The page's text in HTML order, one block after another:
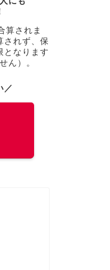
算されま
されず、保
となります
ん）。
／